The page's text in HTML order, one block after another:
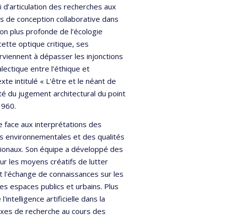
des recherches aux
de conception collaborative dans
plus profonde de l’écologie
optique critique, ses
à dépasser les injonctions
entre l’éthique et
intitulé « L'être et le néant de
du jugement architectural du point
face aux interprétations des
environnementales et des qualités
Son équipe a développé des
les moyens créatifs de lutter
de connaissances sur les
espaces publics et urbains. Plus
artificielle dans la
de recherche au cours des